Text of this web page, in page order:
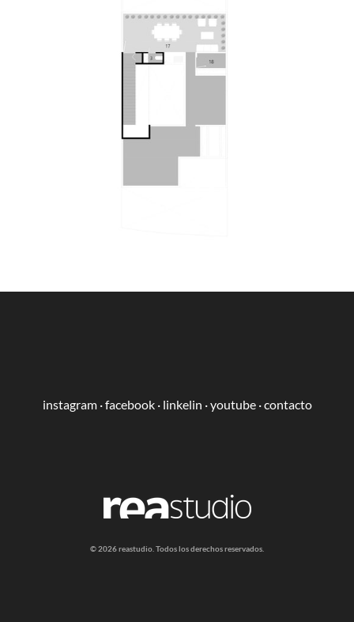
instagram·facebook· linkelin ·youtube·contacto
​​© 2026 reastudio. Todos los derechos reservados.